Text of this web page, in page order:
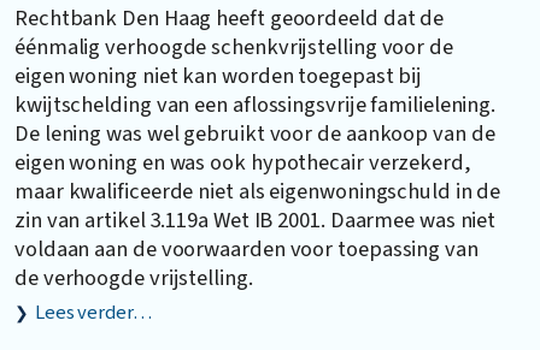
Rechtbank Den Haag heeft geoordeeld dat de
éénmalig verhoogde schenkvrijstelling voor de
eigen woning niet kan worden toegepast bij
kwijtschelding van een aflossingsvrije familielening.
De lening was wel gebruikt voor de aankoop van de
eigen woning en was ook hypothecair verzekerd,
maar kwalificeerde niet als eigenwoningschuld in de
zin van artikel 3.119a Wet IB 2001. Daarmee was niet
voldaan aan de voorwaarden voor toepassing van
de verhoogde vrijstelling.
Lees verder…